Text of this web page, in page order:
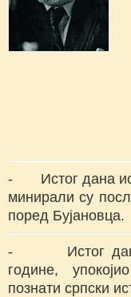
- Истог дана
минирали су
поред Бујановца.
- Истог
године,
познати српски